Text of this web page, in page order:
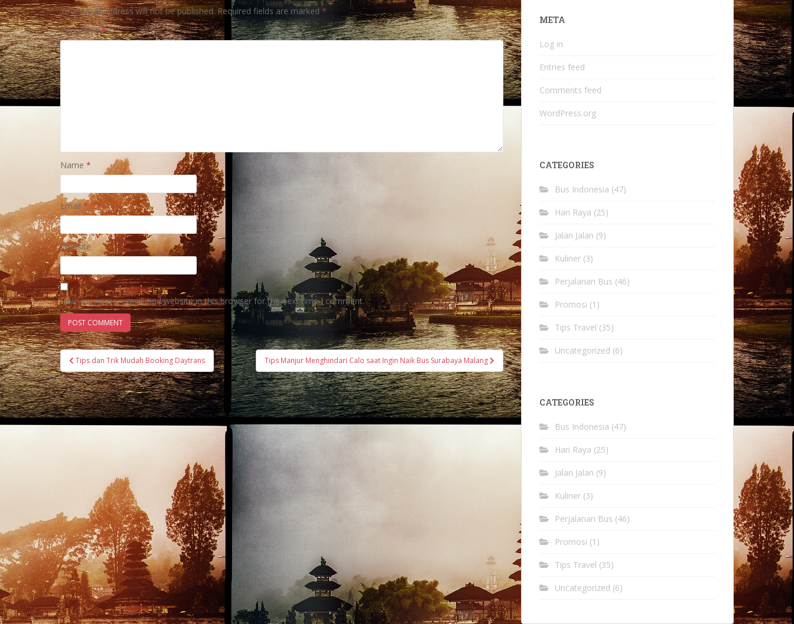
Your email address will not be published. Required fields are marked*
Comment*
Name *
Email*
Website
Save my name, email, and website in this browser for the next time I comment.
Post
navigation
Tips dan Trik Mudah Booking Daytrans Tips Manjur Menghindari Calo saat Ingin Naik Bus Surabaya Malang
META
Log in
Entries feed
Comments feed
WordPress.org
CATEGORIES
Bus Indonesia (47)
Hari Raya (25)
Jalan Jalan (9)
Kuliner (3)
Perjalanan Bus (46)
Promosi (1)
Tips Travel (35)
Uncategorized (6)
CATEGORIES
Bus Indonesia (47)
Hari Raya (25)
Jalan Jalan (9)
Kuliner (3)
Perjalanan Bus (46)
Promosi (1)
Tips Travel (35)
Uncategorized (6)